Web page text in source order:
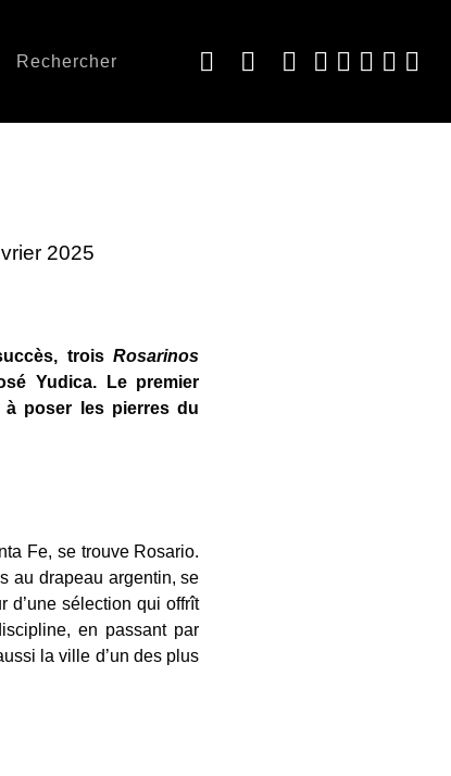
Rechercher
2025
troisRosarinos
Yudica. Le premier
poser les pierres du
Fe, se trouve Rosario.
au drapeau argentin, se
d’une sélection qui offrît
en passant par
la ville d’un des plus